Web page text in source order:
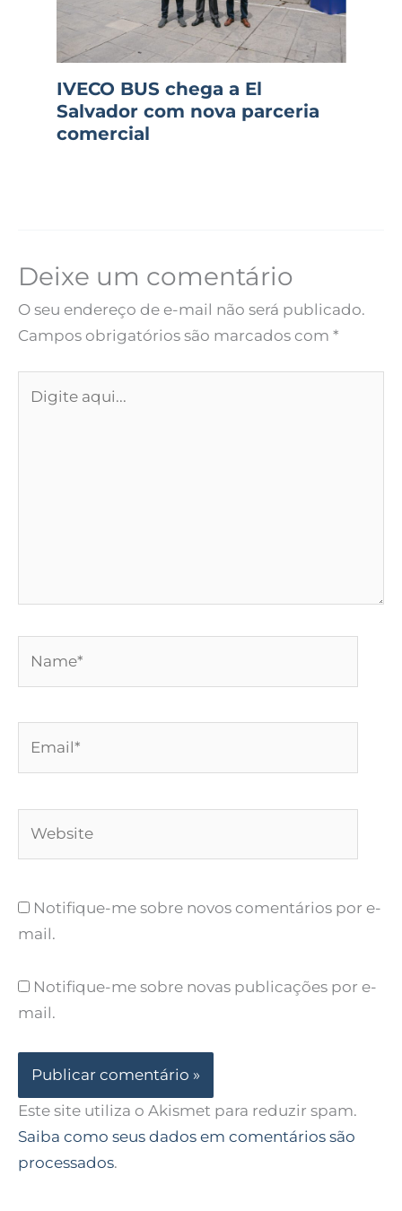
IVECO BUS chega a El
Salvador com nova parceria
comercial
Deixe um comentário
O seu endereço de e-mail não será publicado.
Campos obrigatórios são marcados com *
aqui...
Notifique-me sobre novos comentários por e-
mail.
Notifique-me sobre novas publicações por e-
mail.
Este site utiliza o Akismet para reduzir spam.
Saiba como seus dados em comentários são
processados.